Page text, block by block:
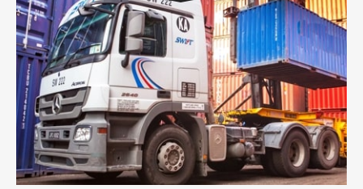
Цена за км. Рассчитывается
индивидуально
- Контейнерные грузоперевозки на специальном
оборудованном транспорте быстро, качественно и
безопасно.
- Наша транспортная компания поможет
организовать доставку в порт и из порта
стандартных контейнеров на контейнеровозе,
шаландах и площадках (открытых кузовах),
используя надежные крепления.